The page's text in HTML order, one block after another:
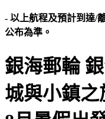
- 以上航程及預計到達/
公布為準。
銀海郵輪
城與小鎮